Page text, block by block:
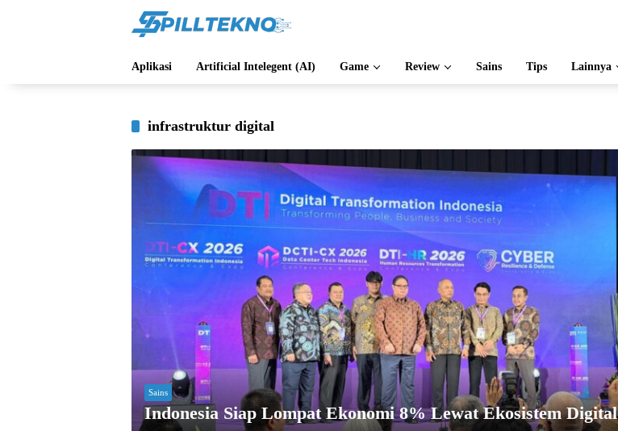
Aplikasi Artificial Intelegent (AI) Game Review Sains Tips Lainnya
infrastruktur digital
Sains
Indonesia Siap Lompat Ekonomi 8% Lewat Ekosistem Digital